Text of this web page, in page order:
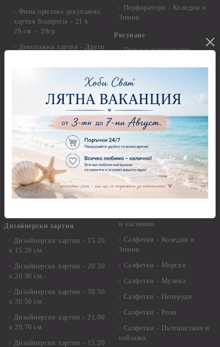
Фина оризова декупажна
хартия Stamperia - 21 х
29.см. - 28гр.
Декупажна хартия - Други
Грунд, Основи, Релефни
Варак, Шлак метал, Фолио,
Пантна
Лакове и защитни покрития
Лепила
Краклета и медиуми
Шаблони
Дизайнерски хартии
Дизайнерски хартии - 15.20
х 15.20 см.
Дизайнерски хартии - 20.30
х 20.30 см.
Дизайнерски хартии - 30.50
х 30.50 см.
Дизайнерски хартии - 21,00
х 29,70 см
Дизайнерски хартии - 15.20
Перфоратори - Коледни и
Зимни
Рисуване
Грунд и почистващи
Четки и инструменти
Моливи, акварелни
комплекти
Свещи
Салфетки
Салфетки - Великден
Салфетки - Детски
Салфетки - Животни, птици
и насекоми
Салфетки - Коледни и
Зимни
Салфетки - Морски
Салфетки - Музика
Салфетки - Пеперуди
Салфетки - Рози
Салфетки - Пътешествия и
пейзажи